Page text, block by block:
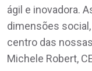
ágil e inovadora.
dimensões
centro das
Michele Robert,